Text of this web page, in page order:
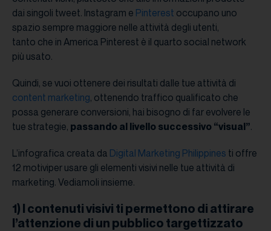
dai singoli tweet. Instagram e Pinterest occupano uno
spazio sempre maggiore nelle attività degli utenti,
tanto che in America Pinterest è il quarto social network
più usato.
Quindi, se vuoi ottenere dei risultati dalle tue attività di
content marketing, ottenendo traffico qualificato che
possa generare conversioni, hai bisogno di far evolvere le
tue strategie, passando al livello successivo “visual”.
L’infografica creata da Digital Marketing Philippines ti offre
12 motiviper usare gli elementi visivi nelle tue attività di
marketing. Vediamoli insieme.
1) I contenuti visivi ti permettono di attirare
l’attenzione di un pubblico targettizzato